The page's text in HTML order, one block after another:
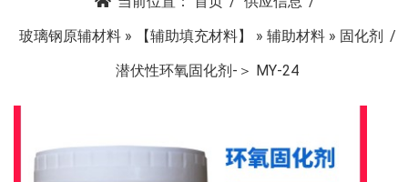
玻璃钢原辅材料» 【辅助填充材料】 » 辅助材料» 固化剂
潜伏性环氧固化剂-＞ MY-24